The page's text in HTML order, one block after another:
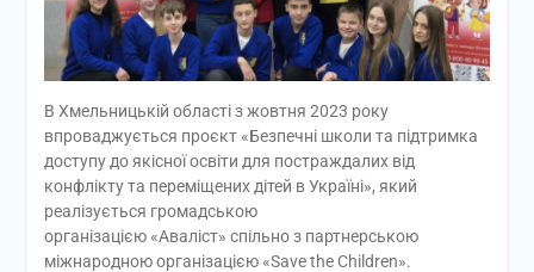
В Хмельницькій області з жовтня 2023 року
впроваджується проєкт «Безпечні школи та підтримка
доступу до якісної освіти для постраждалих від
конфлікту та переміщених дітей в Україні», який
реалізується громадською
організацією «Аваліст» спільно з партнерською
міжнародною організацією «Save the Children».